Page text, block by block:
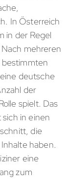
In Österreich
in der Regel
mehreren
deutsche
der
spielt. Das
in einen
die
haben.
eine
zum